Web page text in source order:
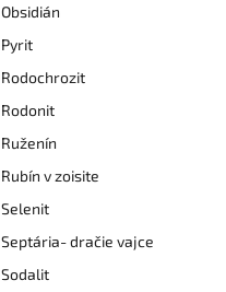
Obsidián
Pyrit
Rodochrozit
Rodonit
Ruženín
Rubín v zoisite
Selenit
Septária- dračie vajce
Sodalit